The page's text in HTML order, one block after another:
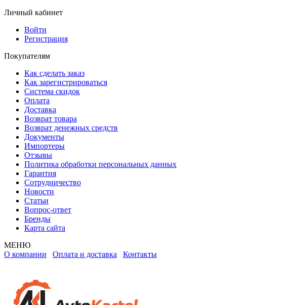
Личный кабинет
Войти
Регистрация
Покупателям
Как сделать заказ
Как зарегистрироваться
Система скидок
Оплата
Доставка
Возврат товара
Возврат денежных средств
Документы
Импортеры
Отзывы
Политика обработки персональных данных
Гарантия
Сотрудничество
Новости
Статьи
Вопрос-ответ
Бренды
Карта сайта
МЕНЮ
О компании Оплата и доставка Контакты